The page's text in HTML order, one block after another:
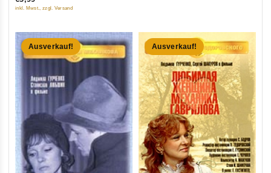
of
inkl. Mwst., zzgl. Versand
Ausverkauf! Ausverkauf!